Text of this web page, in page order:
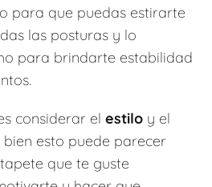
para que puedas estirarte
las posturas y lo
para brindarte estabilidad
considerar el estilo y el
bien esto puede parecer
que te guste